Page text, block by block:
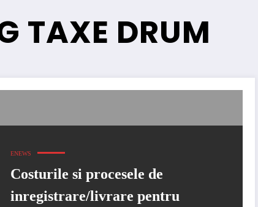
TAXE DRUM
ENEWS
Costurile si procesele de
inregistrare/livrare pentru